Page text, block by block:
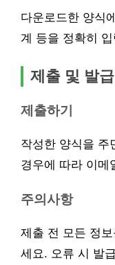
다운로드한 양식
계 등을 정확히
제출 및 발급
제출하기
작성한 양식을 주
경우에 따라 이메
주의사항
제출 전 모든 정
세요. 오류 시 발